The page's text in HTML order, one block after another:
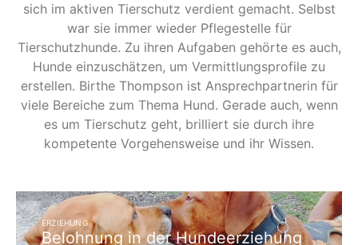
sich im aktiven Tierschutz verdient gemacht. Selbst
war sie immer wieder Pflegestelle für
Tierschutzhunde. Zu ihren Aufgaben gehörte es auch,
Hunde einzuschätzen, um Vermittlungsprofile zu
erstellen. Birthe Thompson ist Ansprechpartnerin für
viele Bereiche zum Thema Hund. Gerade auch, wenn
es um Tierschutz geht, brilliert sie durch ihre
kompetente Vorgehensweise und ihr Wissen.
ERZIEHUNG
Belohnung in der Hundeerziehung